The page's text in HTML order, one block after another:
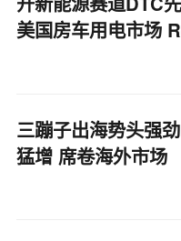
美国房车用电市场
三蹦子出海势头强
猛增 席卷海外市场